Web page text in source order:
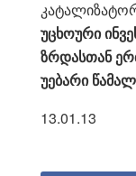
უცხოური
ზრდასთან
უებარი
13.01.13